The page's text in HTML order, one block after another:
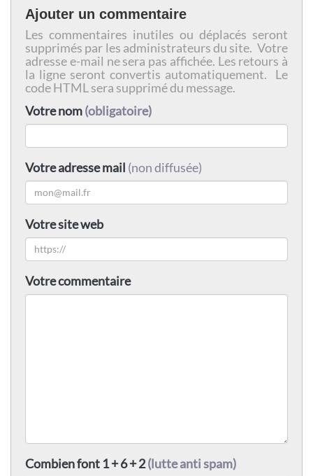
Ajouter un commentaire
Les commentaires inutiles ou déplacés seront
supprimés par les administrateurs du site. Votre
adresse e-mail ne sera pas affichée. Les retours à
la ligne seront convertis automatiquement. Le
code HTML sera supprimé du message.
Votre nom(obligatoire)
Votre adresse mail (non diffusée)
Votre site web
Votre commentaire
Combien font 1 + 6 + 2(lutte anti spam)